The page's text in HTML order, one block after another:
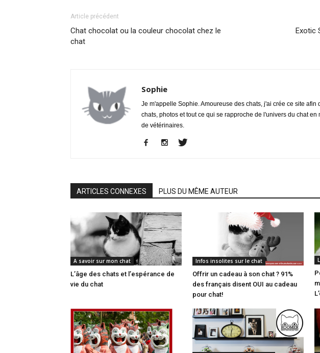
Article précédent
Chat chocolat ou la couleur chocolat chez le
chat
Exotic
Sophie
Je m'appelle Sophie. Amoureuse des chats, j'ai crée ce site afin
chats, photos et tout ce qui se rapproche de l'univers du chat
de vétérinaires.
ARTICLES CONNEXES PLUS DU MÊME AUTEUR
A savoir sur mon chat
L’âge des chats et l’espérance de
vie du chat
Infos insolites sur le chat
Offrir un cadeau à son chat ? 91%
des français disent OUI au cadeau
pour chat!